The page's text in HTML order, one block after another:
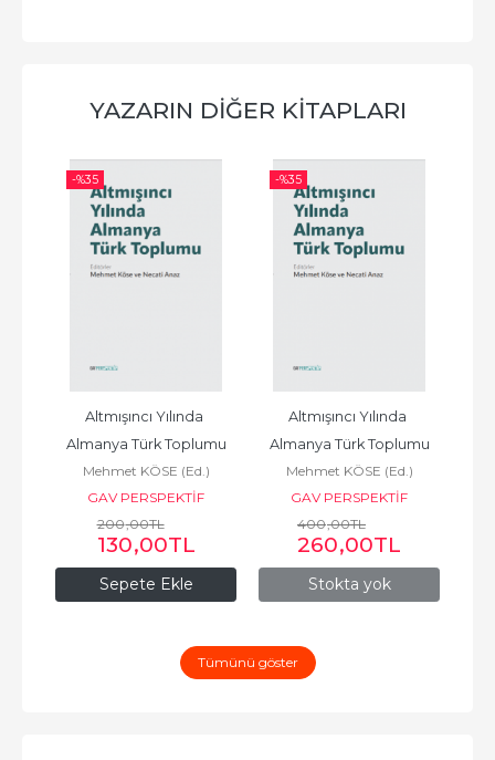
YAZARIN DIĞER KITAPLARI
-%35
Sepete Ekle
Altmışıncı Yılında
Almanya Türk Toplumu
Mehmet KÖSE (Ed.)
GAV PERSPEKTİF
200,00TL
130,00TL
-%35
Stokta yok
Altmışıncı Yılında
Almanya Türk Toplumu
Mehmet KÖSE (Ed.)
GAV PERSPEKTİF
400,00TL
260,00TL
Tümünü göster